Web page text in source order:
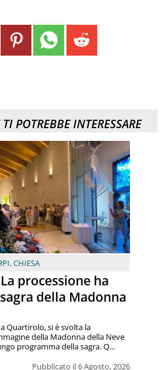
TI POTREBBE INTERESSARE
,CHIESA
processione ha
della Madonna
Pubblicato il 6 Agosto, 2026
Quartirolo, si è svolta la
della Madonna della Neve
programma della sagra. Q...